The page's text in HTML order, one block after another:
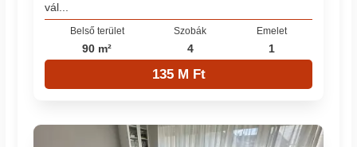
vál...
Belső terület
90 m²
Szobák
4
Emelet
1
135 M Ft